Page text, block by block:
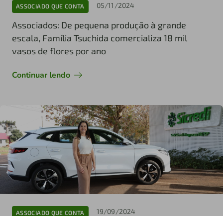
ASSOCIADO QUE CONTA 05/11/2024
Associados: De pequena produção à grande
escala, Família Tsuchida comercializa 18 mil
vasos de flores por ano
Continuar lendo
ASSOCIADO QUE CONTA 19/09/2024